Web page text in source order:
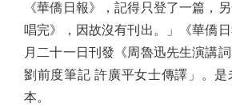
《華僑日報》，記得只登了一篇，
唱完》，因故沒有刊出。」《華僑
月二十一日刊發《周魯迅先生演講
劉前度筆記 許廣平女士傳譯」。是
本。